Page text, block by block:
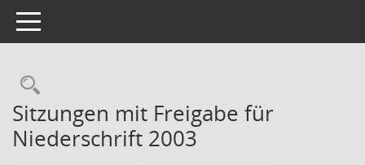
Toggle navigation
Rechercheauswahl
Sitzungen mit Freigabe für
Niederschrift 2003